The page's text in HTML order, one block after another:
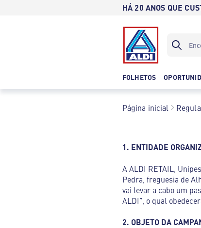
HÁ 20 ANOS QUE
FOLHETOS
Página inicial
1. ENTIDADE
A ALDI RETAIL,
Pedra, freguesia de
vai levar a cabo um
ALDI”, o qual
2. OBJETO DA